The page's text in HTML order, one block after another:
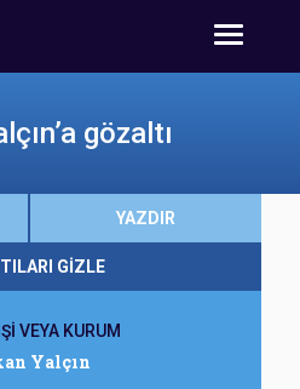
gözaltı
YAZDIR
GİZLE
VEYA KURUM
Yalçın